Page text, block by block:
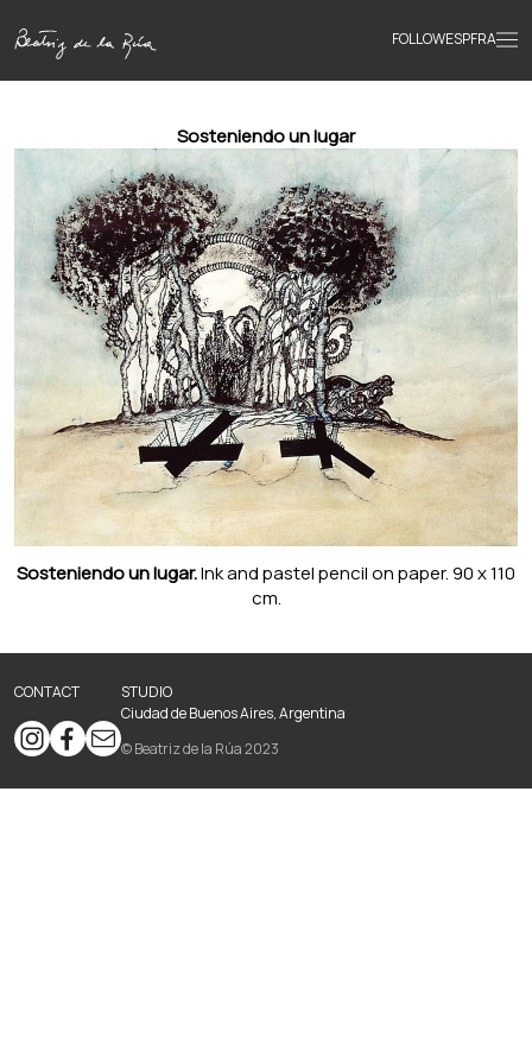
FOLLOWESPFRA
Home
Portfolio
Texts
Bio
Books
News
Sosteniendo un lugar
Sosteniendo un lugar.Ink and pastel pencil on paper. 90 x 110
cm.
CONTACT
STUDIO
Ciudad de Buenos Aires, Argentina
© Beatriz de la Rúa 2023